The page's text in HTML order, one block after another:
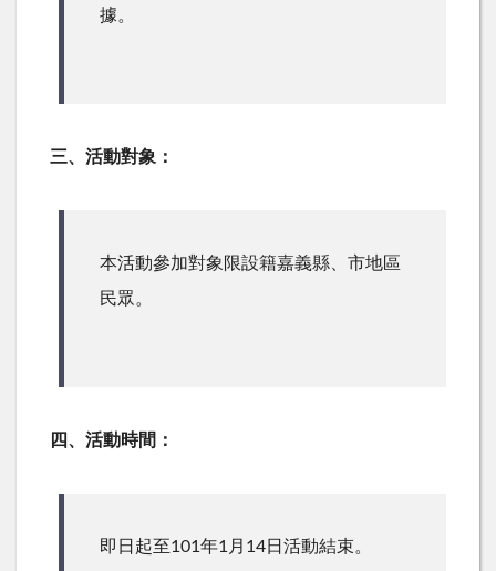
據。
三、活動對象：
本活動參加對象限設籍嘉義縣、市地區
民眾。
四、活動時間：
即日起至101年1月14日活動結束。